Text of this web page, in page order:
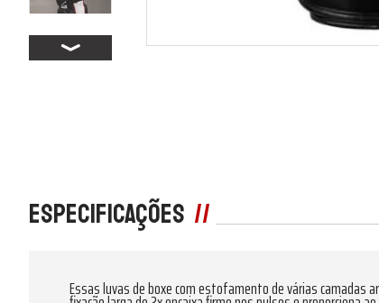
Especificações
Essas luvas de boxe com estofamento de várias camadas